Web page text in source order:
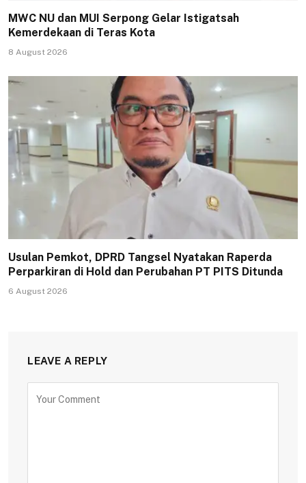
MWC NU dan MUI Serpong Gelar Istigatsah
Kemerdekaan di Teras Kota
8 August 2026
Usulan Pemkot, DPRD Tangsel Nyatakan Raperda
Perparkiran di Hold dan Perubahan PT PITS Ditunda
6 August 2026
LEAVE A REPLY